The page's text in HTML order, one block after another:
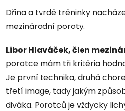
Dřina a tvrdé tréninky
mezinárodní poroty.
Libor Hlaváček, člen
porotce mám tři kritéria
Je první technika, druhá
třetí image, tady jakým
diváka. Porotců je vždycky